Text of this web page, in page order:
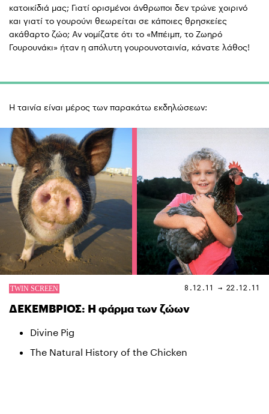
κατοικίδιά μας; Γιατί ορισμένοι άνθρωποι δεν τρώνε χοιρινό
και γιατί το γουρούνι θεωρείται σε κάποιες θρησκείες
ακάθαρτο ζώο; Αν νομίζατε ότι το «Μπέιμπ, το Ζωηρό
Γουρουνάκι» ήταν η απόλυτη γουρουνοταινία, κάνατε λάθος!
Η ταινία είναι μέρος των παρακάτω εκδηλώσεων:
8.12.11 → 22.12.11
ΔΕΚΕΜΒΡΙΟΣ: Η φάρμα των ζώων
Divine Pig
The Natural History of the Chicken